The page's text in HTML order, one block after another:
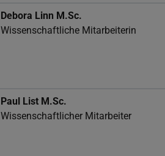
Debora Linn M.Sc.
Wissenschaftliche Mitarbeiterin
Paul List M.Sc.
Wissenschaftlicher Mitarbeiter